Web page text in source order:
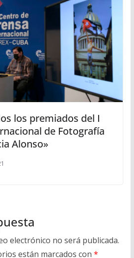
los premiados del I
de Fotografía
Alonso»
electrónico no será publicada.
están marcados con *